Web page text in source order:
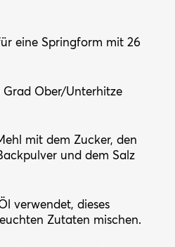
eine Springform mit 26
Grad Ober/Unterhitze
mit dem Zucker, den
und dem Salz
verwendet, dieses
Zutaten mischen.